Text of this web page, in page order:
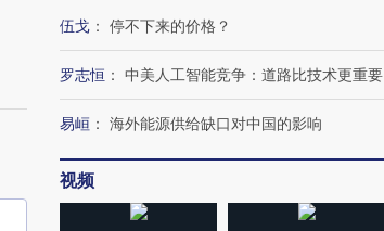
伍戈 ： 停不下来的价格？
罗志恒 ： 中美人工智能竞争：道路比技术更重要
易峘 ： 海外能源供给缺口对中国的影响
视频